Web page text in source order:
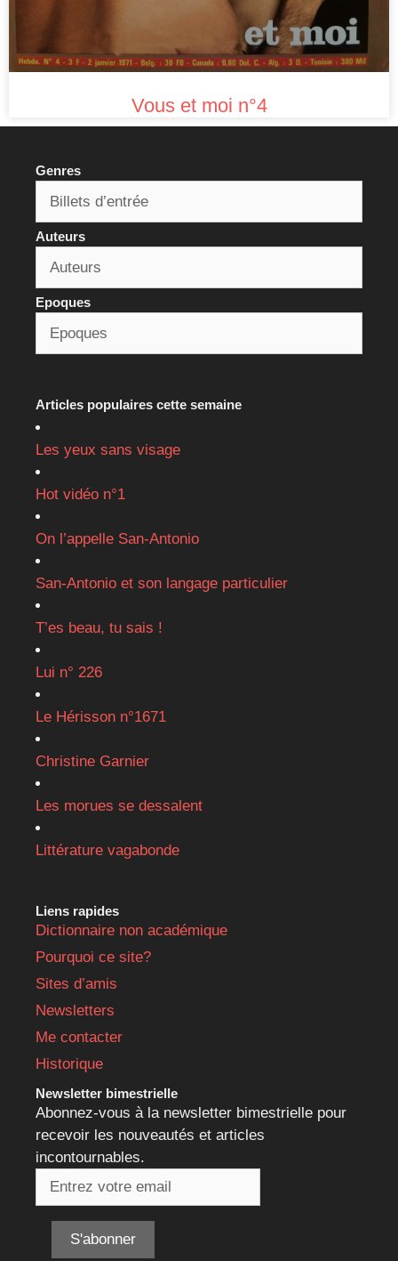
Vous et moi n°4
Genres
Auteurs
Epoques
Articles populaires cette semaine
Les yeux sans visage
Hot vidéo n°1
On l’appelle San-Antonio
San-Antonio et son langage particulier
T’es beau, tu sais !
Lui n° 226
Le Hérisson n°1671
Christine Garnier
Les morues se dessalent
Littérature vagabonde
Liens rapides
Dictionnaire non académique
Pourquoi ce site?
Sites d’amis
Newsletters
Me contacter
Historique
Newsletter bimestrielle
Abonnez-vous à la newsletter bimestrielle pour
recevoir les nouveautés et articles
incontournables.